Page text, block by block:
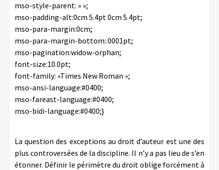
mso-style-parent: » »;
mso-padding-alt:0cm 5.4pt 0cm 5.4pt;
mso-para-margin:0cm;
mso-para-margin-bottom:.0001pt;
mso-pagination:widow-orphan;
font-size:10.0pt;
font-family: »Times New Roman »;
mso-ansi-language:#0400;
mso-fareast-language:#0400;
mso-bidi-language:#0400;}
La question des exceptions au droit d’auteur est une des
plus controversées de la discipline. Il n’y a pas lieu de s’en
étonner. Définir le périmètre du droit oblige forcément à